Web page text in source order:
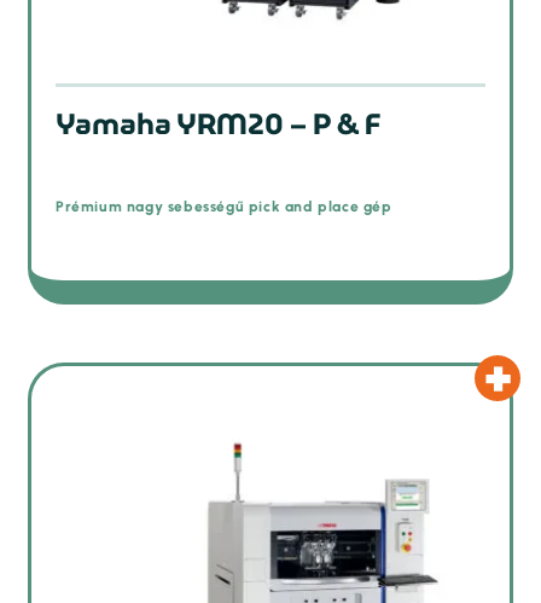
Yamaha YRM20 – P & F
Prémium nagy sebességű pick and place gép